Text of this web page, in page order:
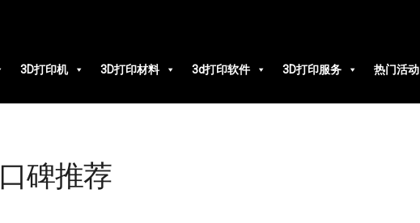
3D打印机 3D打印材料 3d打印软件 3D打印服务 热门活动
碑推荐